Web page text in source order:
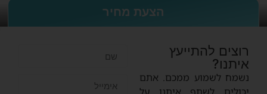
הצעת מחיר
רוצים להתייעץ
איתנו?
נשמח לשמוע ממכם. אתם